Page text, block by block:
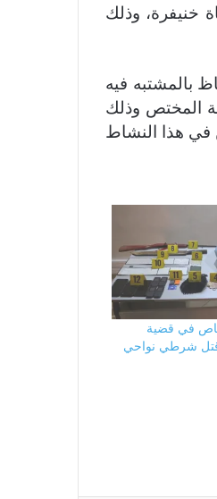
خنيفرة، وذلك
بالمشتبه فيه
المختص وذلك
هذا النشاط
في قضية
شرطي نواحي